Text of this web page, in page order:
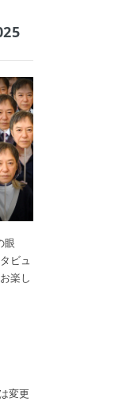
眼
ビュ
楽し
変更